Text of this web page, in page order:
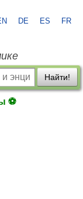
DE ES FR
Найти!
⚽